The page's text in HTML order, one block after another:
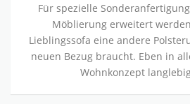
Für spezielle
Möblierung erweitert
Lieblingssofa eine andere
neuen Bezug braucht. Eben in
Wohnkonzept